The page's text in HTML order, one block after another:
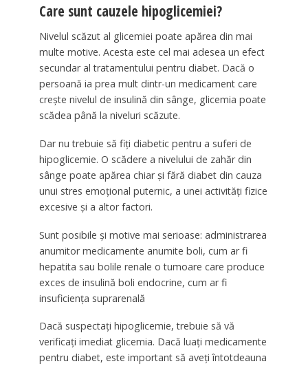
Care sunt cauzele hipoglicemiei?
Nivelul scăzut al glicemiei poate apărea din mai
multe motive. Acesta este cel mai adesea un efect
secundar al tratamentului pentru diabet. Dacă o
persoană ia prea mult dintr-un medicament care
crește nivelul de insulină din sânge, glicemia poate
scădea până la niveluri scăzute.
Dar nu trebuie să fiți diabetic pentru a suferi de
hipoglicemie. O scădere a nivelului de zahăr din
sânge poate apărea chiar și fără diabet din cauza
unui stres emoțional puternic, a unei activități fizice
excesive și a altor factori.
Sunt posibile și motive mai serioase: administrarea
anumitor medicamente anumite boli, cum ar fi
hepatita sau bolile renale o tumoare care produce
exces de insulină boli endocrine, cum ar fi
insuficiența suprarenală
Dacă suspectați hipoglicemie, trebuie să vă
verificați imediat glicemia. Dacă luați medicamente
pentru diabet, este important să aveți întotdeauna